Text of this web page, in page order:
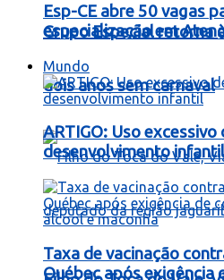
Grupo Especial retorna
dois anos sem carnaval
Esp-CE abre 50 vagas
especialização em
Mundo
ARTIGO: Uso
desenvolvimento infantil
Taxa de vacinação
Québec após exigência